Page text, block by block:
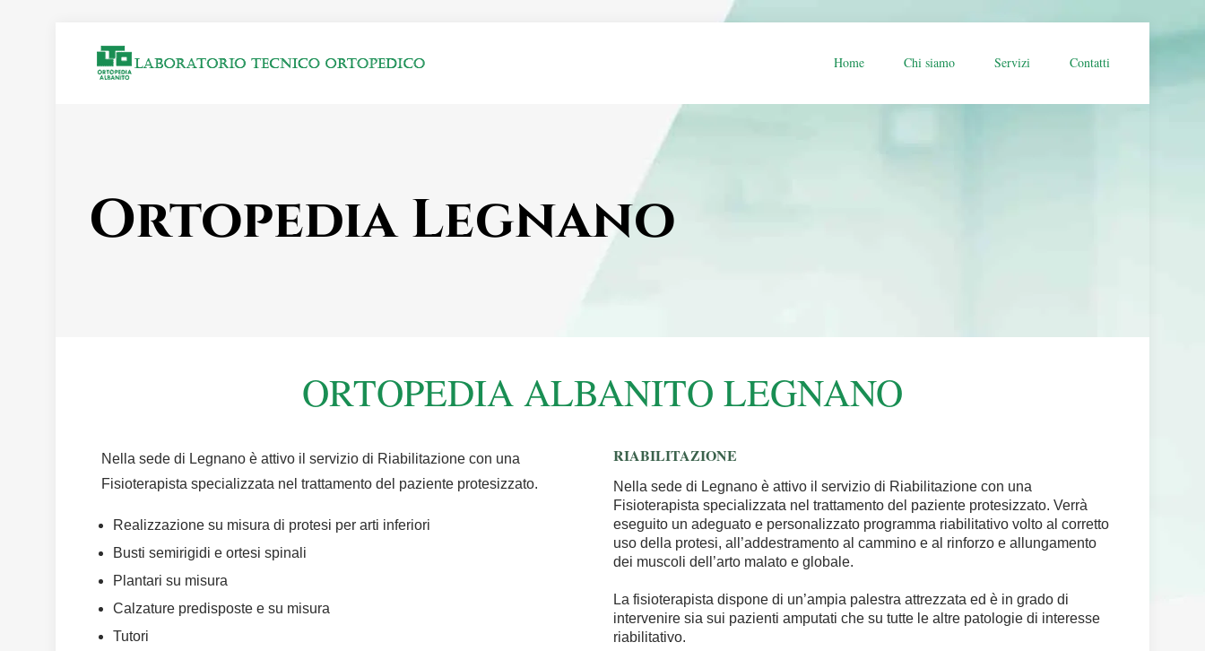
Home Chi siamo Servizi Contatti
Ortopedia Legnano
ORTOPEDIA ALBANITO LEGNANO
Nella sede di Legnano è attivo il servizio di Riabilitazione con una
Fisioterapista specializzata nel trattamento del paziente protesizzato.
Realizzazione su misura di protesi per arti inferiori
Busti semirigidi e ortesi spinali
Plantari su misura
Calzature predisposte e su misura
Tutori
RIABILITAZIONE
Nella sede di Legnano è attivo il servizio di Riabilitazione con una
Fisioterapista specializzata nel trattamento del paziente protesizzato. Verrà
eseguito un adeguato e personalizzato programma riabilitativo volto al corretto
uso della protesi, all’addestramento al cammino e al rinforzo e allungamento
dei muscoli dell’arto malato e globale.
La fisioterapista dispone di un’ampia palestra attrezzata ed è in grado di
intervenire sia sui pazienti amputati che su tutte le altre patologie di interesse
riabilitativo.